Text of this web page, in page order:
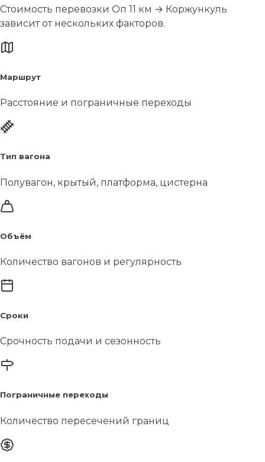
Стоимость перевозки Оп 11 км → Коржункуль
зависит от нескольких факторов.
Маршрут
Расстояние и пограничные переходы
Тип вагона
Полувагон, крытый, платформа, цистерна
Объём
Количество вагонов и регулярность
Сроки
Срочность подачи и сезонность
Пограничные переходы
Количество пересечений границ